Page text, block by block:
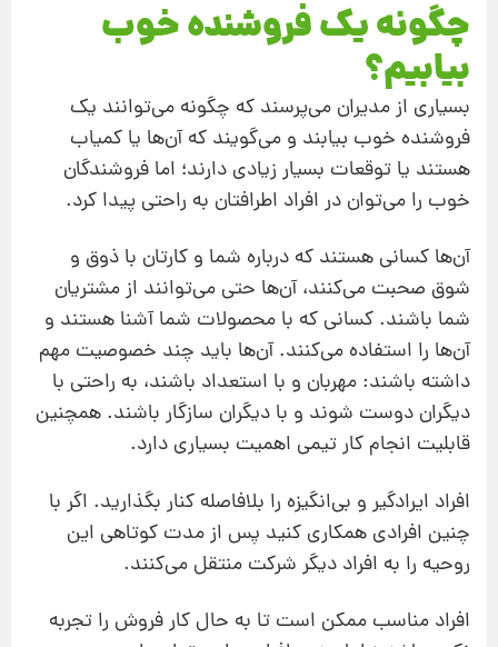
چگونه یک فروشنده خوب
بیابیم؟
بسیاری از مدیران می‌پرسند که چگونه می‌توانند یک
فروشنده خوب بیابند و می‌گویند که آن‌ها یا کمیاب
هستند یا توقعات بسیار زیادی دارند؛ اما فروشندگان
خوب را می‌توان در افراد اطرافتان به راحتی پیدا کرد.
آن‌ها کسانی هستند که درباره شما و کارتان با ذوق‌‌‌ و
شوق صحبت می‌کنند، آن‌ها حتی می‌توانند از مشتریان
شما باشند. کسانی که با محصولات شما آشنا هستند و
آن‌ها را استفاده می‌کنند. آن‌ها باید چند خصوصیت مهم
داشته باشند: مهربان و با استعداد باشند، به راحتی با
دیگران دوست شوند و با دیگران سازگار باشند. همچنین
قابلیت انجام کار تیمی اهمیت بسیاری دارد.
افراد ایرادگیر و بی‌انگیزه را بلافاصله کنار بگذارید. اگر با
چنین افرادی همکاری کنید پس از مدت کوتاهی این
روحیه را به افراد دیگر شرکت منتقل می‌کنند.
افراد مناسب ممکن است تا به حال کار فروش را تجربه